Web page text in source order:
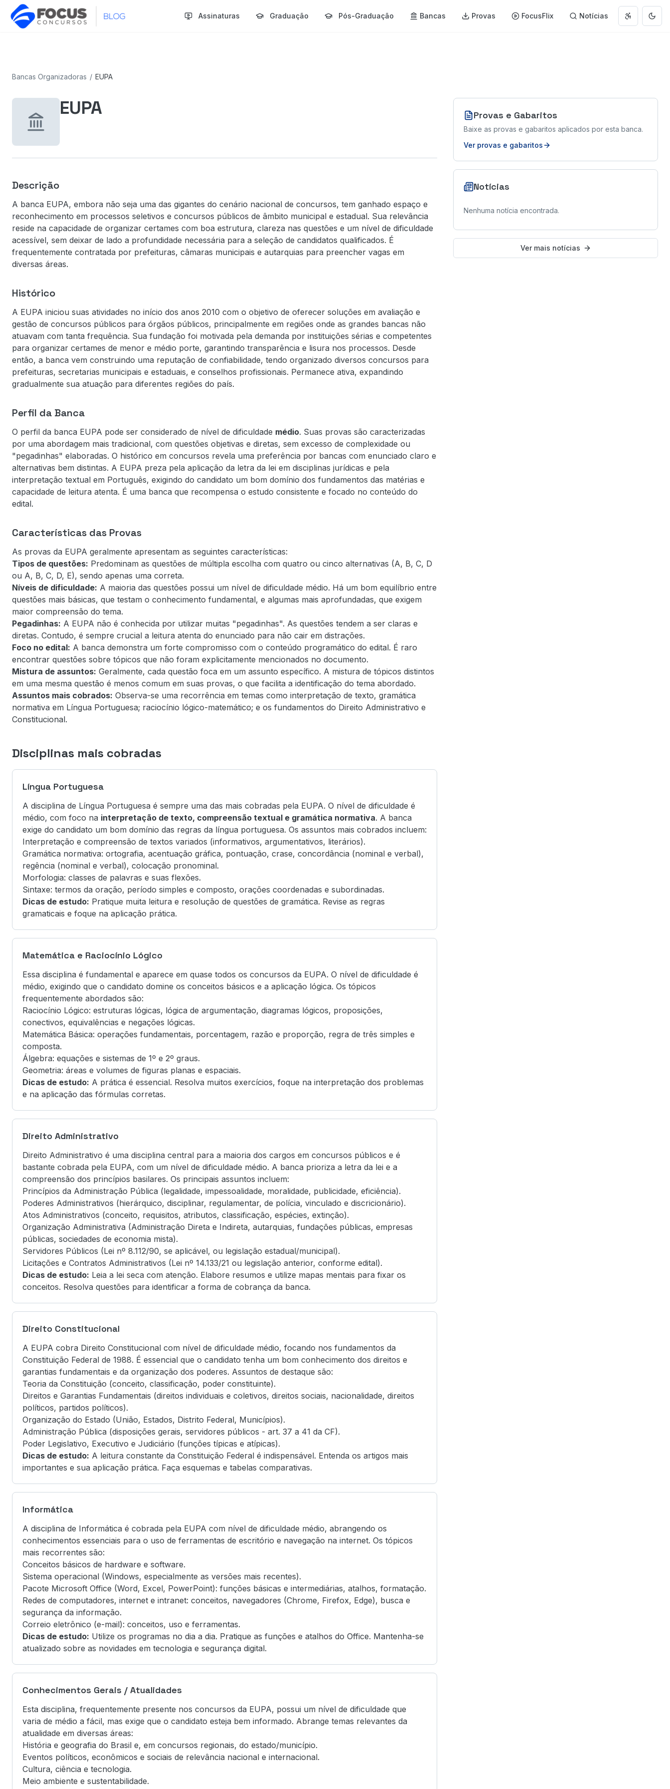
Assinaturas Graduação Pós-Graduação Bancas Provas FocusFlix Notícias Abrir menu
Bancas Organizadoras / EUPA
EUPA
Descrição
A banca EUPA, embora não seja uma das gigantes do cenário nacional de concursos, tem ganhado espaço e
reconhecimento em processos seletivos e concursos públicos de âmbito municipal e estadual. Sua relevância
reside na capacidade de organizar certames com boa estrutura, clareza nas questões e um nível de dificuldade
acessível, sem deixar de lado a profundidade necessária para a seleção de candidatos qualificados. É
frequentemente contratada por prefeituras, câmaras municipais e autarquias para preencher vagas em
diversas áreas.
Histórico
A EUPA iniciou suas atividades no início dos anos 2010 com o objetivo de oferecer soluções em avaliação e
gestão de concursos públicos para órgãos públicos, principalmente em regiões onde as grandes bancas não
atuavam com tanta frequência. Sua fundação foi motivada pela demanda por instituições sérias e competentes
para organizar certames de menor e médio porte, garantindo transparência e lisura nos processos. Desde
então, a banca vem construindo uma reputação de confiabilidade, tendo organizado diversos concursos para
prefeituras, secretarias municipais e estaduais, e conselhos profissionais. Permanece ativa, expandindo
gradualmente sua atuação para diferentes regiões do país.
Perfil da Banca
O perfil da banca EUPA pode ser considerado de nível de dificuldade médio. Suas provas são caracterizadas
por uma abordagem mais tradicional, com questões objetivas e diretas, sem excesso de complexidade ou
"pegadinhas" elaboradas. O histórico em concursos revela uma preferência por bancas com enunciado claro e
alternativas bem distintas. A EUPA preza pela aplicação da letra da lei em disciplinas jurídicas e pela
interpretação textual em Português, exigindo do candidato um bom domínio dos fundamentos das matérias e
capacidade de leitura atenta. É uma banca que recompensa o estudo consistente e focado no conteúdo do
edital.
Características das Provas
As provas da EUPA geralmente apresentam as seguintes características:
Tipos de questões: Predominam as questões de múltipla escolha com quatro ou cinco alternativas (A, B, C, D
ou A, B, C, D, E), sendo apenas uma correta.
Níveis de dificuldade: A maioria das questões possui um nível de dificuldade médio. Há um bom equilíbrio entre
questões mais básicas, que testam o conhecimento fundamental, e algumas mais aprofundadas, que exigem
maior compreensão do tema.
Pegadinhas: A EUPA não é conhecida por utilizar muitas "pegadinhas". As questões tendem a ser claras e
diretas. Contudo, é sempre crucial a leitura atenta do enunciado para não cair em distrações.
Foco no edital: A banca demonstra um forte compromisso com o conteúdo programático do edital. É raro
encontrar questões sobre tópicos que não foram explicitamente mencionados no documento.
Mistura de assuntos: Geralmente, cada questão foca em um assunto específico. A mistura de tópicos distintos
em uma mesma questão é menos comum em suas provas, o que facilita a identificação do tema abordado.
Assuntos mais cobrados: Observa-se uma recorrência em temas como interpretação de texto, gramática
normativa em Língua Portuguesa; raciocínio lógico-matemático; e os fundamentos do Direito Administrativo e
Constitucional.
Disciplinas mais cobradas
Língua Portuguesa
A disciplina de Língua Portuguesa é sempre uma das mais cobradas pela EUPA. O nível de dificuldade é
médio, com foco na interpretação de texto, compreensão textual e gramática normativa. A banca
exige do candidato um bom domínio das regras da língua portuguesa. Os assuntos mais cobrados incluem:
Interpretação e compreensão de textos variados (informativos, argumentativos, literários).
Gramática normativa: ortografia, acentuação gráfica, pontuação, crase, concordância (nominal e verbal),
regência (nominal e verbal), colocação pronominal.
Morfologia: classes de palavras e suas flexões.
Sintaxe: termos da oração, período simples e composto, orações coordenadas e subordinadas.
Dicas de estudo: Pratique muita leitura e resolução de questões de gramática. Revise as regras
gramaticais e foque na aplicação prática.
Matemática e Raciocínio Lógico
Essa disciplina é fundamental e aparece em quase todos os concursos da EUPA. O nível de dificuldade é
médio, exigindo que o candidato domine os conceitos básicos e a aplicação lógica. Os tópicos
frequentemente abordados são:
Raciocínio Lógico: estruturas lógicas, lógica de argumentação, diagramas lógicos, proposições,
conectivos, equivalências e negações lógicas.
Matemática Básica: operações fundamentais, porcentagem, razão e proporção, regra de três simples e
composta.
Álgebra: equações e sistemas de 1º e 2º graus.
Geometria: áreas e volumes de figuras planas e espaciais.
Dicas de estudo: A prática é essencial. Resolva muitos exercícios, foque na interpretação dos problemas
e na aplicação das fórmulas corretas.
Direito Administrativo
Direito Administrativo é uma disciplina central para a maioria dos cargos em concursos públicos e é
bastante cobrada pela EUPA, com um nível de dificuldade médio. A banca prioriza a letra da lei e a
compreensão dos princípios basilares. Os principais assuntos incluem:
Princípios da Administração Pública (legalidade, impessoalidade, moralidade, publicidade, eficiência).
Poderes Administrativos (hierárquico, disciplinar, regulamentar, de polícia, vinculado e discricionário).
Atos Administrativos (conceito, requisitos, atributos, classificação, espécies, extinção).
Organização Administrativa (Administração Direta e Indireta, autarquias, fundações públicas, empresas
públicas, sociedades de economia mista).
Servidores Públicos (Lei nº 8.112/90, se aplicável, ou legislação estadual/municipal).
Licitações e Contratos Administrativos (Lei nº 14.133/21 ou legislação anterior, conforme edital).
Dicas de estudo: Leia a lei seca com atenção. Elabore resumos e utilize mapas mentais para fixar os
conceitos. Resolva questões para identificar a forma de cobrança da banca.
Direito Constitucional
A EUPA cobra Direito Constitucional com nível de dificuldade médio, focando nos fundamentos da
Constituição Federal de 1988. É essencial que o candidato tenha um bom conhecimento dos direitos e
garantias fundamentais e da organização dos poderes. Assuntos de destaque são:
Teoria da Constituição (conceito, classificação, poder constituinte).
Direitos e Garantias Fundamentais (direitos individuais e coletivos, direitos sociais, nacionalidade, direitos
políticos, partidos políticos).
Organização do Estado (União, Estados, Distrito Federal, Municípios).
Administração Pública (disposições gerais, servidores públicos - art. 37 a 41 da CF).
Poder Legislativo, Executivo e Judiciário (funções típicas e atípicas).
Dicas de estudo: A leitura constante da Constituição Federal é indispensável. Entenda os artigos mais
importantes e sua aplicação prática. Faça esquemas e tabelas comparativas.
Informática
A disciplina de Informática é cobrada pela EUPA com nível de dificuldade médio, abrangendo os
conhecimentos essenciais para o uso de ferramentas de escritório e navegação na internet. Os tópicos
mais recorrentes são:
Conceitos básicos de hardware e software.
Sistema operacional (Windows, especialmente as versões mais recentes).
Pacote Microsoft Office (Word, Excel, PowerPoint): funções básicas e intermediárias, atalhos, formatação.
Redes de computadores, internet e intranet: conceitos, navegadores (Chrome, Firefox, Edge), busca e
segurança da informação.
Correio eletrônico (e-mail): conceitos, uso e ferramentas.
Dicas de estudo: Utilize os programas no dia a dia. Pratique as funções e atalhos do Office. Mantenha-se
atualizado sobre as novidades em tecnologia e segurança digital.
Conhecimentos Gerais / Atualidades
Esta disciplina, frequentemente presente nos concursos da EUPA, possui um nível de dificuldade que
varia de médio a fácil, mas exige que o candidato esteja bem informado. Abrange temas relevantes da
atualidade em diversas áreas:
História e geografia do Brasil e, em concursos regionais, do estado/município.
Eventos políticos, econômicos e sociais de relevância nacional e internacional.
Cultura, ciência e tecnologia.
Meio ambiente e sustentabilidade.
Provas e Gabaritos
Baixe as provas e gabaritos aplicados por esta banca.
Ver provas e gabaritos
Notícias
Nenhuma notícia encontrada.
Ver mais notícias